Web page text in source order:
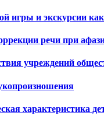
игры и экскурсии
речи при
учреждений
характеристика